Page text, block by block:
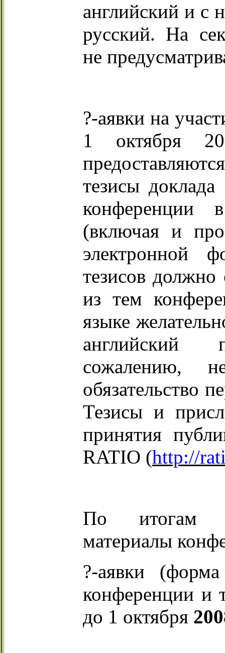
английский и с
русский. На
не
?-аявки на
1 октября
тезисы
конференции
(включая и
электронной
тезисов должно
из тем
языке
английский
сожалению,
обязательство
Тезисы и
принятия
RATIO (http://
По итогам
материалы
?-аявки
конференции и
до 1 октября